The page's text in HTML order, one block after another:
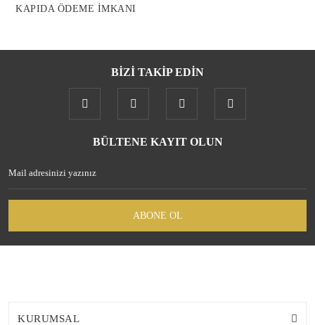
Gönder
KAPIDA ÖDEME İMKANI
BİZİ TAKİP EDİN
BÜLTENE KAYIT OLUN
ABONE OL
KURUMSAL